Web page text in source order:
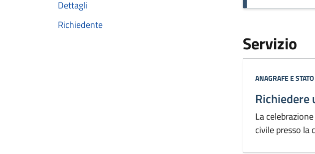
Dettagli
Richiedente
Servizio
Categoria:
ANAGRAFE E
La
civile presso la